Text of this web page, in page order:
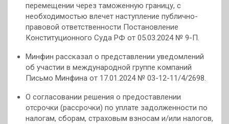
перемещении через таможенную границу, с
необходимостью влечет наступление публично-
правовой ответственности Постановление
Конституционного Суда РФ от 05.03.2024 № 9-П.
Минфин рассказал о представлении уведомлений
об участии в международной группе компаний
Письмо Минфина от 17.01.2024 № 03-12-11/4/2698.
О согласовании решения о предоставлении
отсрочки (рассрочки) по уплате задолженности по
налогам, сборам, страховым взносам и/или налогов,